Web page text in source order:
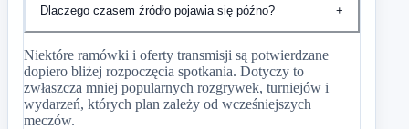
Dlaczego czasem źródło pojawia się późno? +
Niektóre ramówki i oferty transmisji są potwierdzane
dopiero bliżej rozpoczęcia spotkania. Dotyczy to
zwłaszcza mniej popularnych rozgrywek, turniejów i
wydarzeń, których plan zależy od wcześniejszych
meczów.